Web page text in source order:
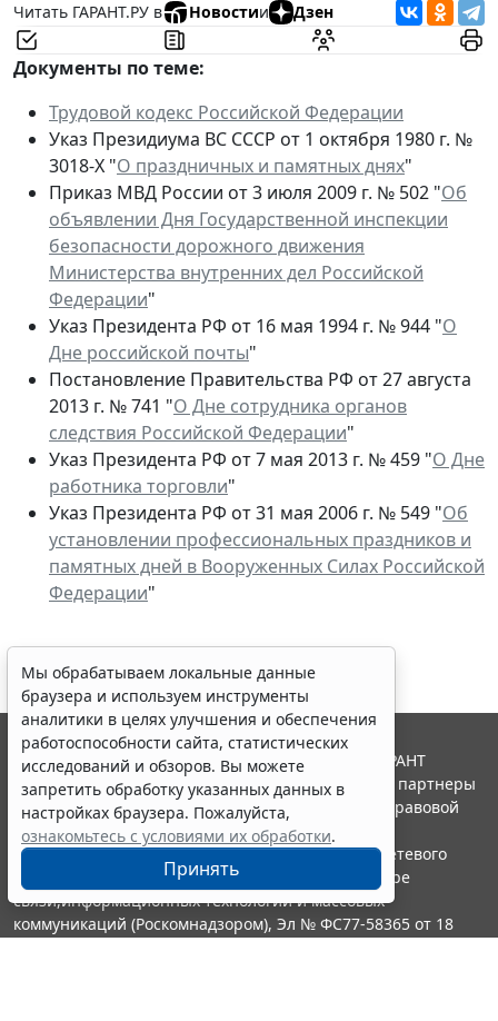
Читать ГАРАНТ.РУ в
Новостии Дзен
Документы по теме:
Трудовой кодекс Российской Федерации
Указ Президиума ВС СССР от 1 октября 1980 г. №
3018-Х "О праздничных и памятных днях"
Приказ МВД России от 3 июля 2009 г. № 502 "Об
объявлении Дня Государственной инспекции
безопасности дорожного движения
Министерства внутренних дел Российской
Федерации"
Указ Президента РФ от 16 мая 1994 г. № 944 "О
Дне российской почты"
Постановление Правительства РФ от 27 августа
2013 г. № 741 "О Дне сотрудника органов
следствия Российской Федерации"
Указ Президента РФ от 7 мая 2013 г. № 459 "О Дне
работника торговли"
Указ Президента РФ от 31 мая 2006 г. № 549 "Об
установлении профессиональных праздников и
памятных дней в Вооруженных Силах Российской
Федерации"
Мы обрабатываем локальные данные
браузера и используем инструменты
аналитики в целях улучшения и обеспечения
работоспособности сайта, статистических
исследований и обзоров. Вы можете
запретить обработку указанных данных в
настройках браузера. Пожалуйста,
ознакомьтесь с условиями их обработки.
Принять
© ООО "НПП "ГАРАНТ-СЕРВИС", 2026. Система ГАРАНТ
выпускается с 1990 года. Компания "Гарант" и ее партнеры
являются участниками Российской ассоциации правовой
информации ГАРАНТ.
Портал ГАРАНТ.РУ зарегистрирован в качестве сетевого
издания Федеральной службой по надзору в сфере
связи,информационных технологий и массовых
коммуникаций (Роскомнадзором), Эл № ФС77-58365 от 18